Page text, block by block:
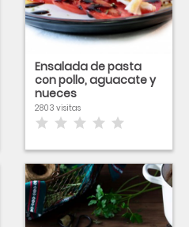
Ensalada de pasta
con pollo, aguacate y
nueces
2803 visitas